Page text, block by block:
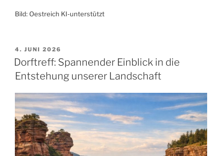
Bild: Oestreich KI-unterstützt
VERÖFFENTLICHT
AM
4. JUNI 2026
Dorftreff: Spannender Einblick in die
Entstehung unserer Landschaft